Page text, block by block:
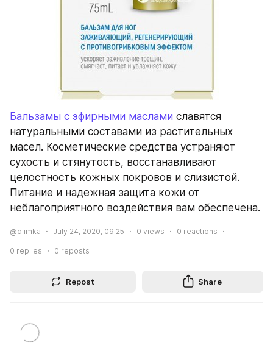
Бальзамы с эфирными маслами славятся
натуральными составами из растительных
масел. Косметические средства устраняют
сухость и стянутость, восстанавливают
целостность кожных покровов и слизистой.
Питание и надежная защита кожи от
неблагоприятного воздействия вам обеспечена.
@diimka July 24, 2020, 09:25 0 views 0 reactions
0 replies 0 reposts
Repost Share